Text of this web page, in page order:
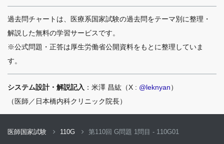
過去問チャートは、医療系国家試験の過去問をテーマ別に整理・
解説した無料の学習サービスです。
※公式問題・正答は厚生労働省公開資料をもとに整理していま
す。
システム設計・解説記入 ：米澤 昌紘（X : @leknyan）
（医師／日本橋内科クリニック院長）
医師国家試験 110G 第110回 G問題 1問目 - 110G01